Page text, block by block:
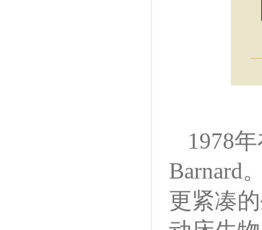
1978
Barnard
更紧凑